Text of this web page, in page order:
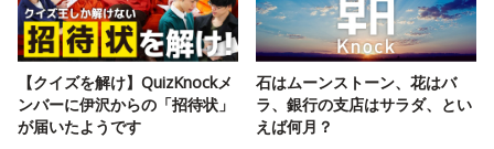
【クイズを解け】QuizKnockメ
ンバーに伊沢からの「招待状」
が届いたようです
石はムーンストーン、花はバ
ラ、銀行の支店はサラダ、とい
えば何月？